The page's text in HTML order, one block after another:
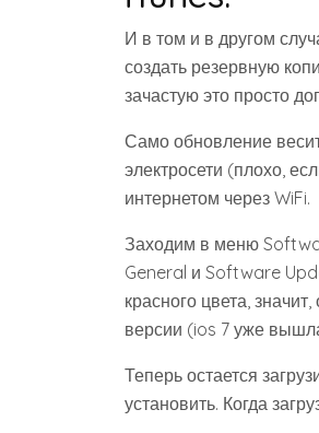
И в том и в другом
создать резервную
зачастую это просто
Само обновление
электросети (плохо,
интернетом через WiFi.
Заходим в меню
General и Software
красного цвета,
версии (ios 7 уже
Теперь остается
установить. Когда